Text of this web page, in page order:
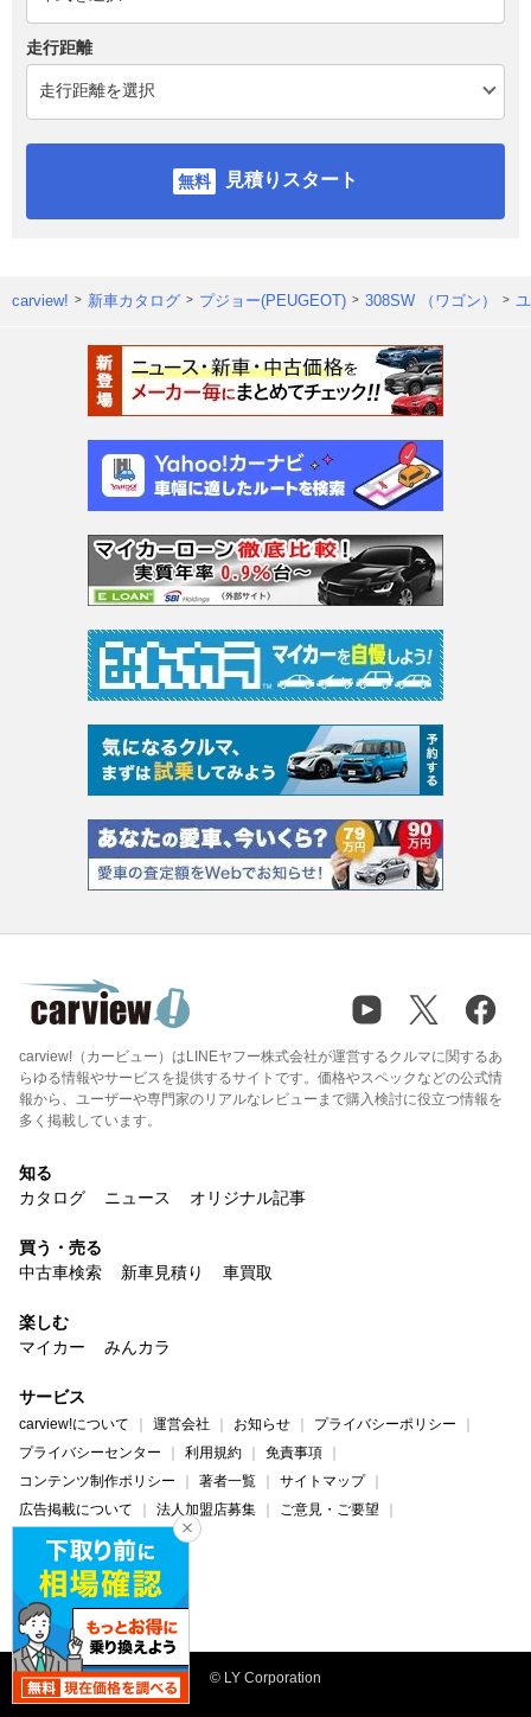
走行距離
見積りスタート
carview! 新車カタログ プジョー(PEUGEOT) 308SW （ワゴン）
carview!（カービュー）はLINEヤフー株式会社が運営するクルマに関するあ
らゆる情報やサービスを提供するサイトです。価格やスペックなどの公式情
報から、ユーザーや専門家のリアルなレビューまで購入検討に役立つ情報を
多く掲載しています。
知る
カタログ
ニュース オリジナル記事
買う・売る
中古車検索
新車見積り 車買取
楽しむ
マイカー
みんカラ
サービス
carview!について 運営会社 お知らせ
プライバシーポリシー
プライバシーセンター
利用規約
免責事項
コンテンツ制作ポリシー
著者一覧
サイトマップ
広告掲載について
法人加盟店募集
ご意見・ご要望
ヘルプ・お問い合わせ
carview! Yahoo! JAPAN
© LY Corporation